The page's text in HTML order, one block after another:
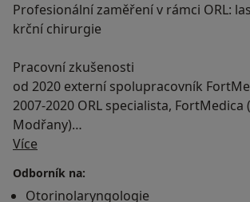
Profesionální zaměření v rámci ORL:
krční chirurgie
Pracovní zkušenosti
od 2020 externí spolupracovník
2007-2020 ORL specialista, FortMedica (Smíchov,
Modřany)
1999-2000 Vojenská nemocnice Plzeň, ORL oddělení,
sekundární lékař
Více
Odborník na:
Otorinolaryngologie